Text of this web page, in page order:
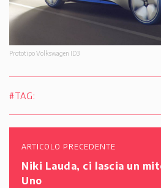
Prototipo Volkswagen ID3
#TAG:
ARTICOLO PRECEDENTE
Niki Lauda, ci lascia un
Uno